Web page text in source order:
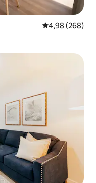
4,98 de uma
4,98 (268)